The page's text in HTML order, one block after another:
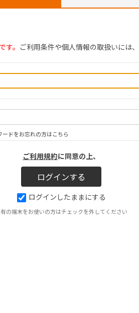
。 ご利用条件や個人情報の取扱いには、
ードをお忘れの方はこちら
ご利用規約に同意の上、
ログインしたままにする
の端末をお使いの方はチェックを外してください